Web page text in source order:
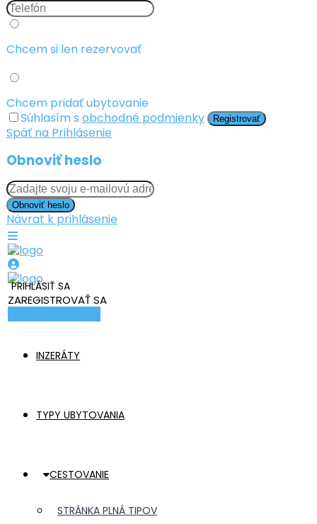
Chcem si len rezervovať
Chcem pridať ubytovanie
Súhlasím s obchodné podmienky Registrovať
Späť na Prihlásenie
Obnoviť heslo
Obnoviť heslo
Návrat k prihlásenie
PRIHLÁSIŤ SA
ZAREGISTROVAŤ SA
INZERÁTY
TYPY UBYTOVANIA
CESTOVANIE
STRÁNKA PLNÁ TIPOV